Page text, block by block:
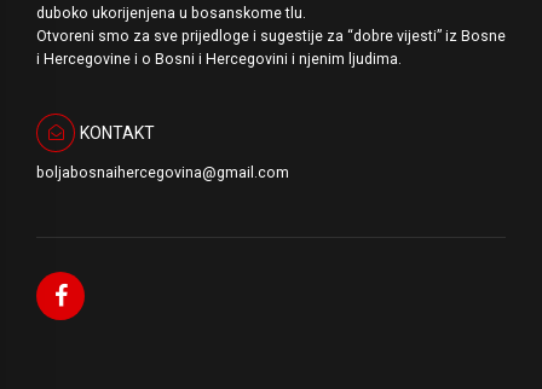
duboko ukorijenjena u bosanskome tlu.
Otvoreni smo za sve prijedloge i sugestije za “dobre vijesti” iz Bosne
i Hercegovine i o Bosni i Hercegovini i njenim ljudima.
KONTAKT
boljabosnaihercegovina@gmail.com